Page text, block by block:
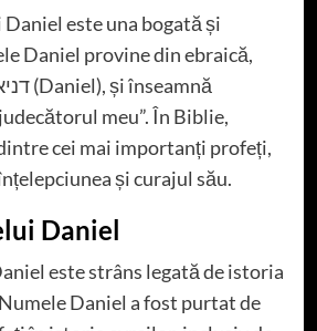
este una bogată și
Daniel provine din ebraică,
meu”. În Biblie,
cei mai importanți profeți,
și curajul său.
Daniel
este strâns legată de istoria
Daniel a fost purtat de